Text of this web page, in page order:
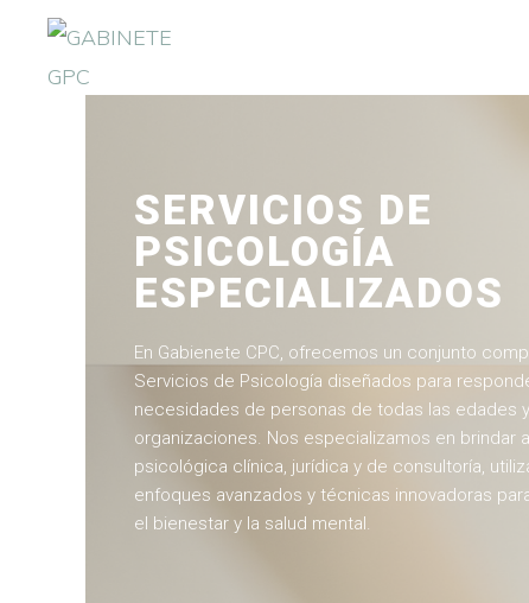
navegación
contenido
SERVICIOS DE
PSICOLOGÍA
ESPECIALIZADOS
En Gabienete CPC, ofrecemos un conjunto
Servicios de Psicología diseñados para
necesidades de personas de todas las edades y
organizaciones. Nos especializamos en brindar
psicológica clínica, jurídica y de consultoría,
enfoques avanzados y técnicas innovadoras
el bienestar y la salud mental.